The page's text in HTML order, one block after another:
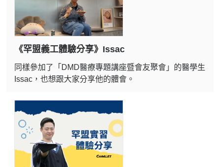
《罕盟義工體驗分享》Issac
同樣參加了「DMD醫療專題講座暨會友聚會」的醫學生
Issac，也想跟大家分享他的體會。